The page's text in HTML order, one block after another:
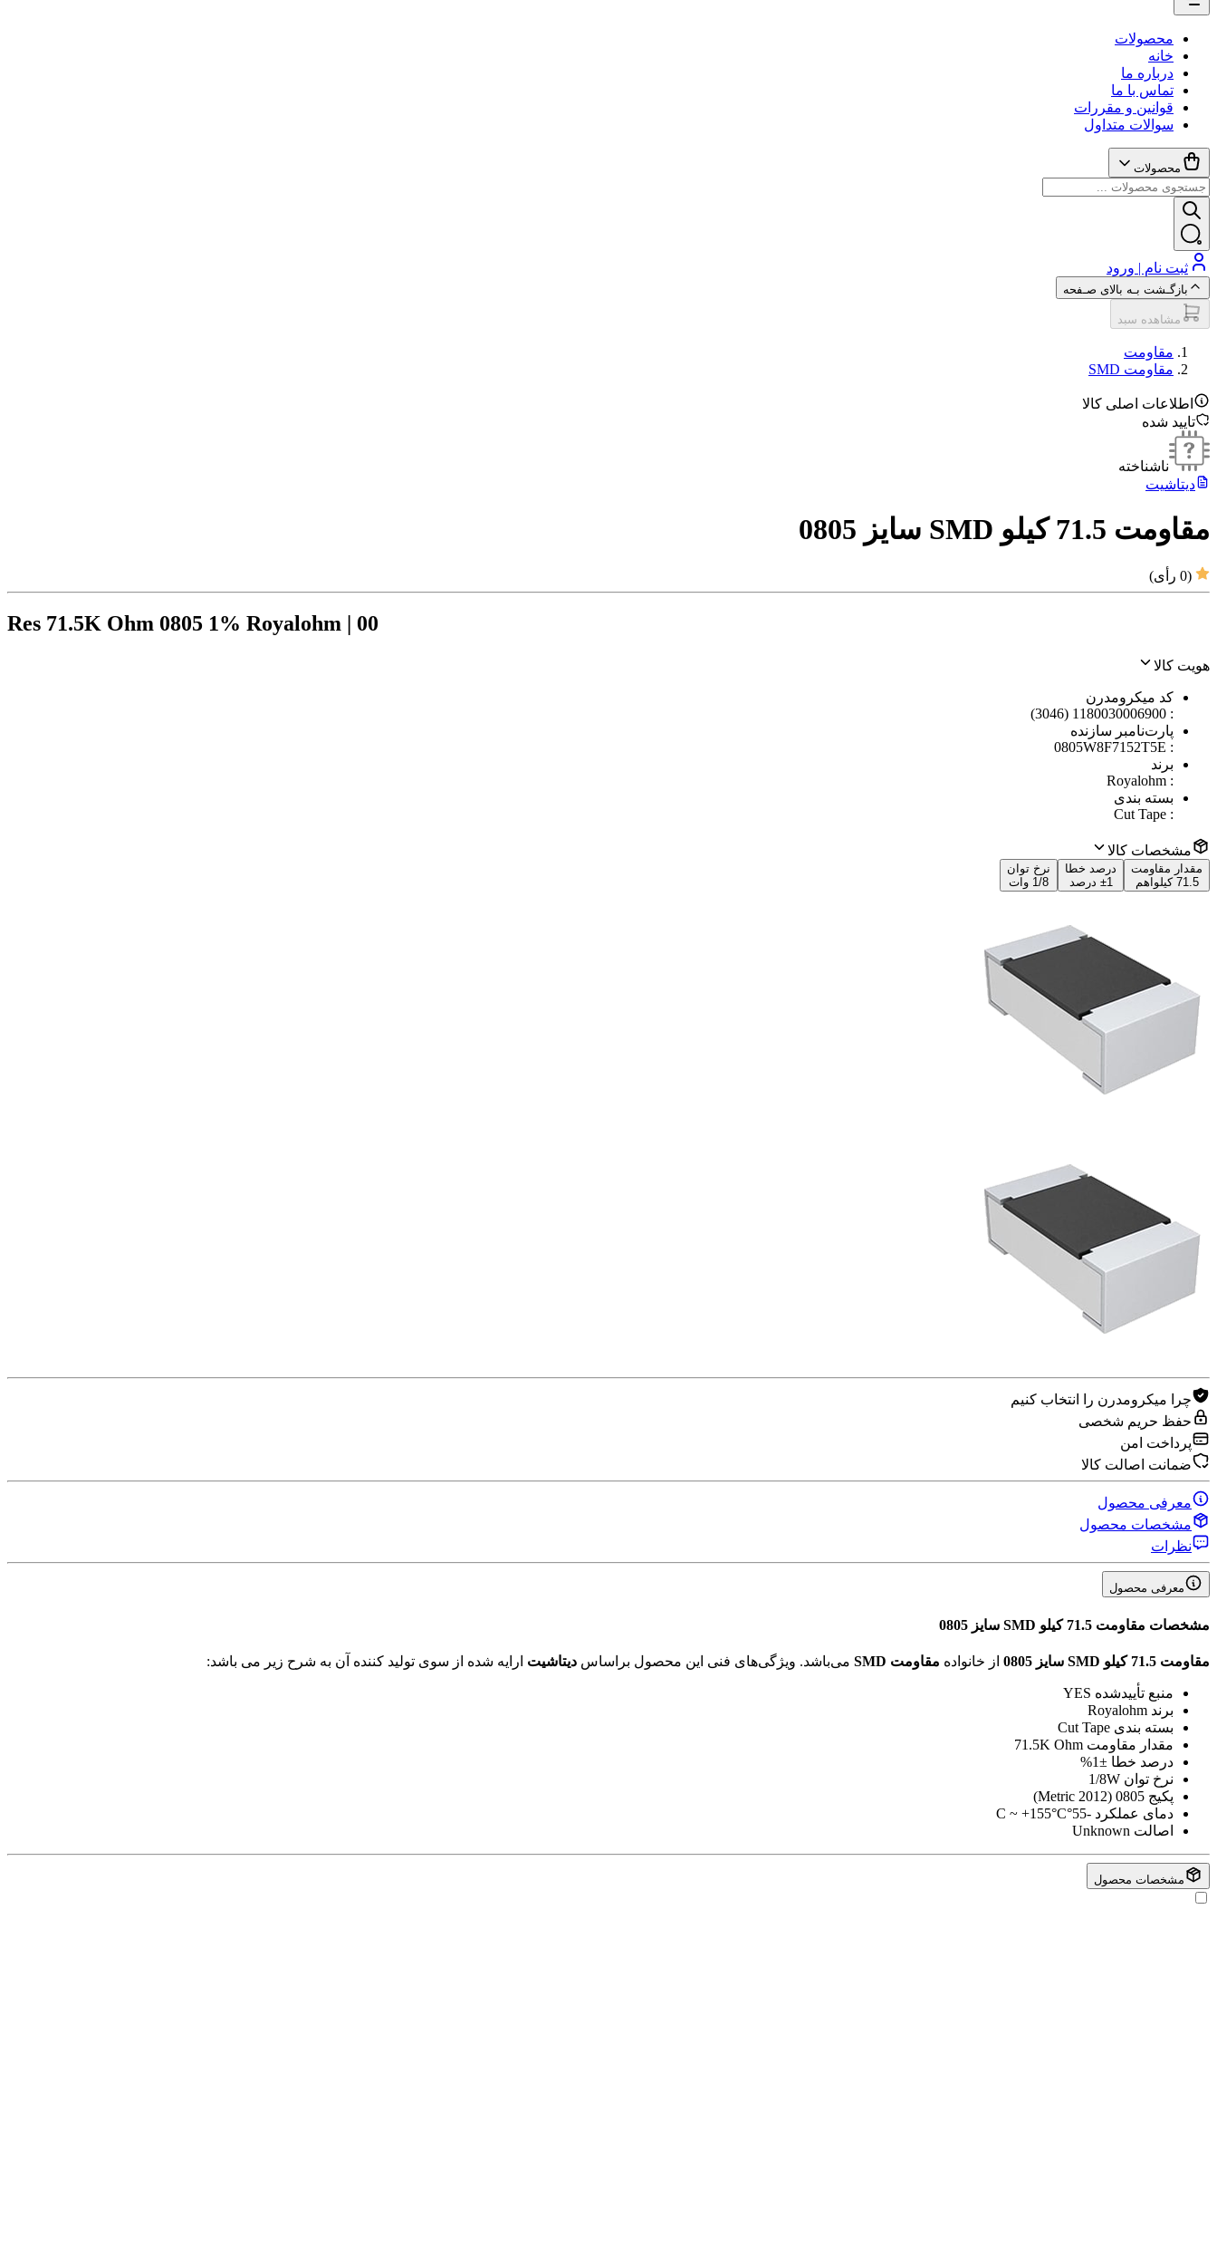
محصولات
خانه
درباره ما
تماس با ما
قوانین و مقررات
سوالات متداول
محصولات
ثبت نام | ورود
بازگـشت بـه بالای صـفحه
مشاهده سبد
مقاومت‌
مقاومت SMD
اطلاعات اصلی کالا
تایید شده
ناشناخته
دیتاشیت
مقاومت 71.5 کیلو SMD سایز 0805
(
0 رأی)
Res 71.5K Ohm 0805 1% Royalohm | 00
هویت کالا
کد میکرومدرن
:
1180030006900 (3046)
پارت‌نامبر سازنده
:
0805W8F7152T5E
برند
:
Royalohm
بسته بندی
:
Cut Tape
مشخصات کالا
مقدار مقاومت
71.5 کیلواهم
درصد خطا
±1 درصد
نرخ توان
1/8 وات
چرا میکرومدرن را انتخاب کنیم
حفظ حریم شخصی
پرداخت امن
ضمانت اصالت کالا
معرفی محصول
مشخصات محصول
نظرات
معرفی محصول
مشخصات مقاومت 71.5 کیلو SMD سایز 0805
مقاومت 71.5 کیلو SMD سایز 0805 از خانواده مقاومت SMD می‌باشد. ویژگی‌های فنی این محصول براساس دیتاشیت ارایه شده از سوی تولید کننده آن به شرح زیر می باشد:
منبع تأیید‌شده YES
برند Royalohm
بسته بندی Cut Tape
مقدار مقاومت 71.5K Ohm
درصد خطا ±1%
نرخ توان 1/8W
پکیج 0805 (2012 Metric)
دمای عملکرد -55°C ~ +155°C
اصالت Unknown
مشخصات محصول